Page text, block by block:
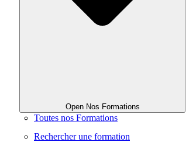
Open Nos Formations
Toutes nos Formations
Rechercher une formation